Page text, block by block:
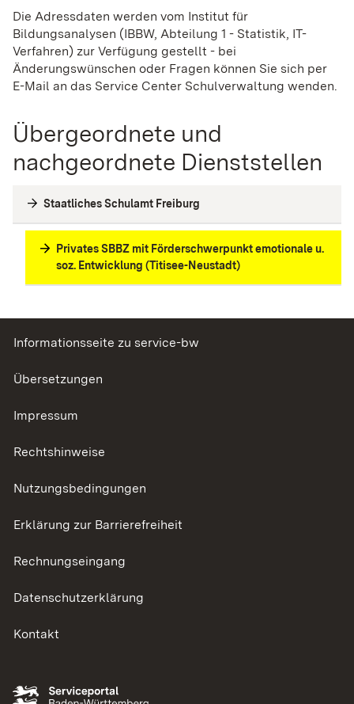
Die Adressdaten werden vom Institut für
Bildungsanalysen (IBBW, Abteilung 1 - Statistik, IT-
Verfahren) zur Verfügung gestellt - bei
Änderungswünschen oder Fragen können Sie sich per
E-Mail an das Service Center Schulverwaltung wenden.
Übergeordnete und
nachgeordnete Dienststellen
Staatliches Schulamt Freiburg
Privates SBBZ mit Förderschwerpunkt emotionale u.
soz. Entwicklung (Titisee-Neustadt)
Informationsseite zu service-bw
Übersetzungen
Impressum
Rechtshinweise
Nutzungsbedingungen
Erklärung zur Barrierefreiheit
Rechnungseingang
Datenschutzerklärung
Kontakt